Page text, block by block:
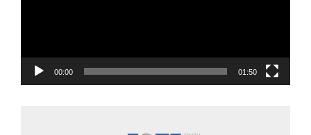
00:00 01:50